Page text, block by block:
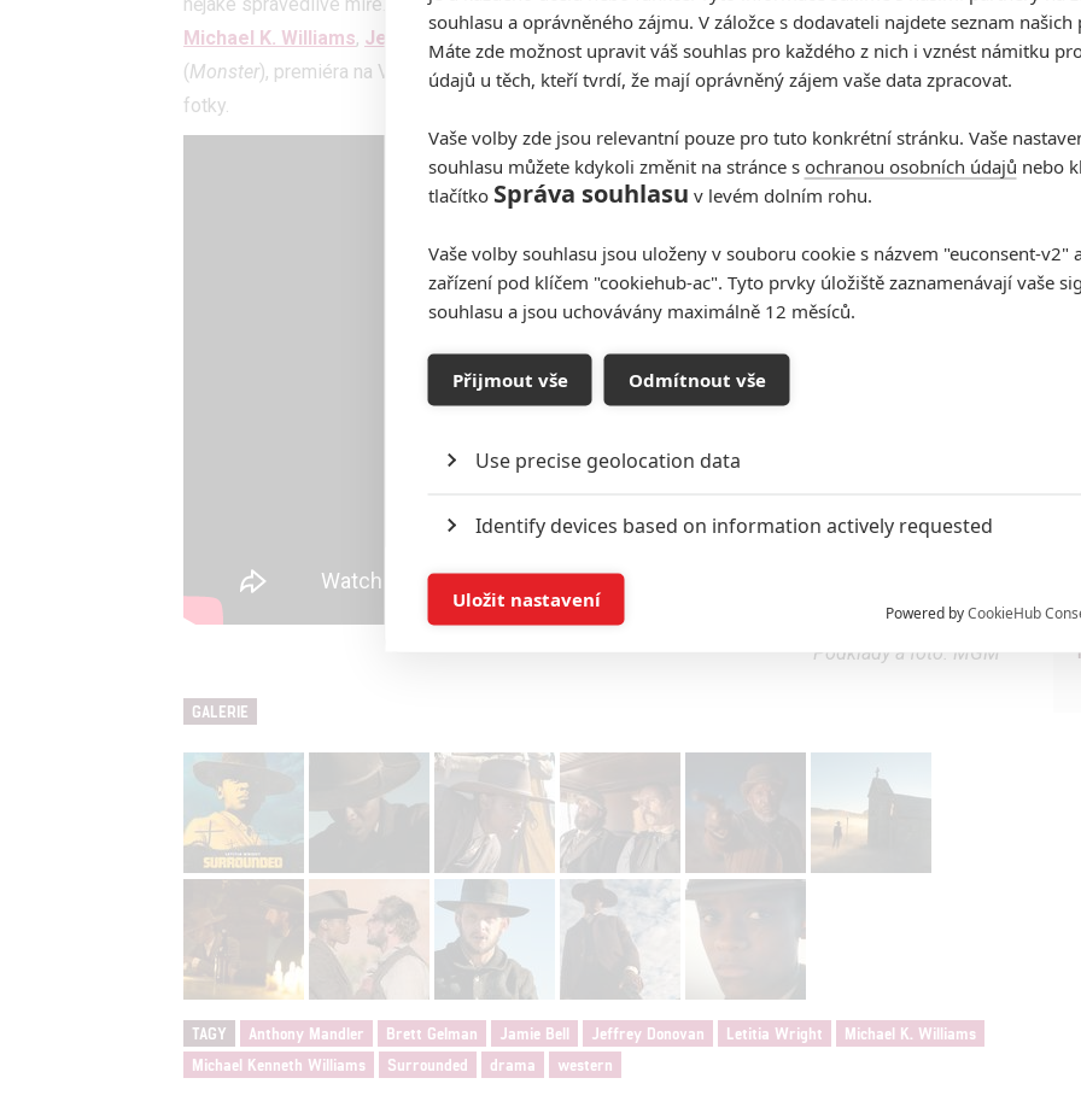
Michael K. Williams, Jeffrey Donovan nebo Brett Gelman . Snímek natočil Anthony Mandler
(Monster), premiéra na VOD je naplánována na20. června. Dole pod trailerem najdete zveřejněné
fotky.
Podklady a foto: MGM
GALERIE
TAGY Anthony Mandler Brett Gelman Jamie Bell Jeffrey Donovan Letitia Wright
Michael K. Williams
Michael Kenneth Williams
Surrounded drama western
souhlasu a oprávněného zájmu. V záložce s dodavateli najdete seznam našich
Máte zde možnost upravit váš souhlas pro každého z nich i vznést námitku
údajů u těch, kteří tvrdí, že mají oprávněný zájem vaše data zpracovat.
Vaše volby zde jsou relevantní pouze pro tuto konkrétní stránku. Vaše
souhlasu můžete kdykoli změnit na stránce s ochranou osobních údajů nebo
tlačítko Správa souhlasu v levém dolním rohu.
Vaše volby souhlasu jsou uloženy v souboru cookie s názvem "euconsent-v2"
zařízení pod klíčem "cookiehub-ac". Tyto prvky úložiště zaznamenávají vaše
souhlasu a jsou uchovávány maximálně 12 měsíců.
Přijmout vše Odmítnout vše
Use precise geolocation data
Identify devices based on information actively requested
Store and/or access information on a device
Advertising based on limited data and advertising measurement
and services development
Udělením souhlasu s účely a funkcemi zde uvedenými dáváte nám i našim
možnost: Ensure security, prevent and detect fraud, and fix errors, Deliver and
advertising and content
Powered byCookieHub
Uložit nastavení